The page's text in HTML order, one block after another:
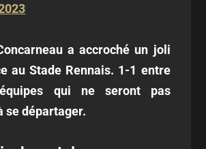
a accroché un joli
au Stade Rennais. 1-1 entre
qui ne seront pas
se départager.